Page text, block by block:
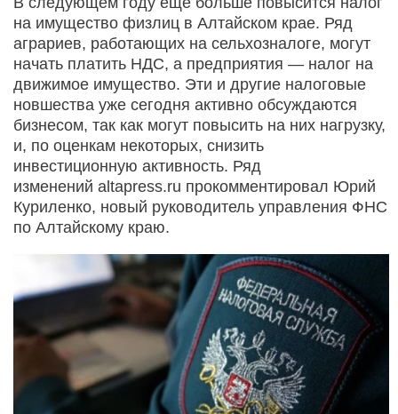
на имущество физлиц в Алтайском крае. Ряд
аграриев, работающих на сельхозналоге, могут
начать платить НДС, а предприятия — налог на
движимое имущество. Эти и другие налоговые
новшества уже сегодня активно обсуждаются
бизнесом, так как могут повысить на них нагрузку,
и, по оценкам некоторых, снизить
инвестиционную активность. Ряд
изменений altapress.ru прокомментировал Юрий
Куриленко, новый руководитель управления ФНС
по Алтайскому краю.